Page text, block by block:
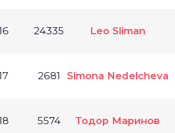
24335 Leo Sliman
2681 Simona Nedelcheva
5574 Тодор Маринов